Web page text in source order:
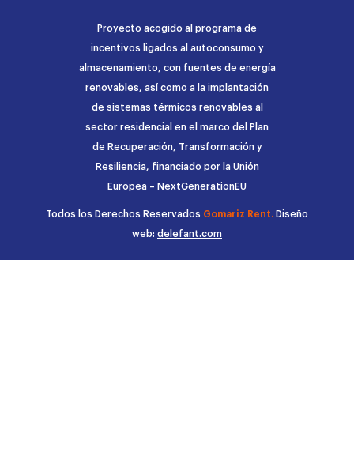
Proyecto acogido al programa de
incentivos ligados al autoconsumo y
almacenamiento, con fuentes de energía
renovables, así como a la implantación
de sistemas térmicos renovables al
sector residencial en el marco del Plan
de Recuperación, Transformación y
Resiliencia, financiado por la Unión
Europea – NextGenerationEU
Todos los Derechos Reservados Gomariz Rent. Diseño
web: delefant.com